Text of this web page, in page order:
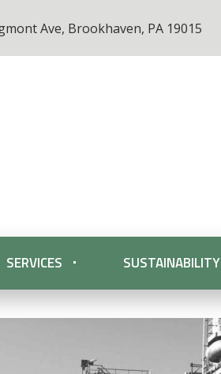
Ave, Brookhaven, PA 19015
SERVICES SUSTAINABILITY